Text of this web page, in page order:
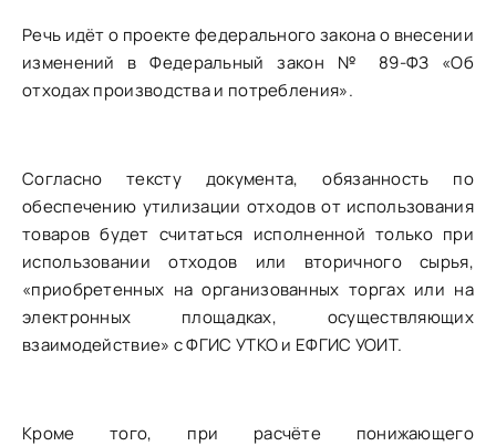
Речь идёт о проекте федерального закона о внесении
изменений в Федеральный закон № 89-ФЗ «Об
отходах производства и потребления».
Согласно тексту документа, обязанность по
обеспечению утилизации отходов от использования
товаров будет считаться исполненной только при
использовании отходов или вторичного сырья,
«приобретенных на организованных торгах или на
электронных площадках, осуществляющих
взаимодействие» с ФГИС УТКО и ЕФГИС УОИТ.
Кроме того, при расчёте понижающего